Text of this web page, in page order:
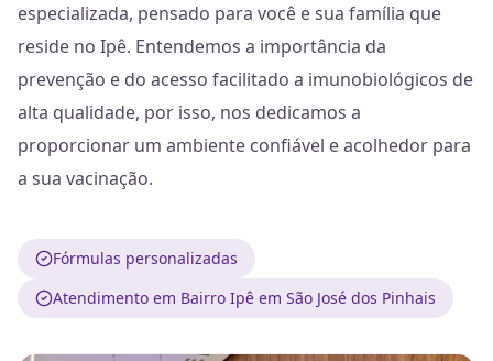
especializada, pensado para você e sua família que
reside no Ipê. Entendemos a importância da
prevenção e do acesso facilitado a imunobiológicos de
alta qualidade, por isso, nos dedicamos a
proporcionar um ambiente confiável e acolhedor para
a sua vacinação.
Fórmulas personalizadas
Atendimento em Bairro Ipê em São José dos Pinhais